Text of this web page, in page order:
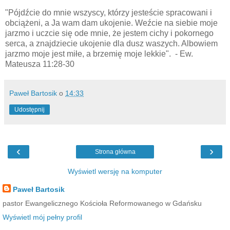
"Pójdźcie do mnie wszyscy, którzy jesteście spracowani i
obciążeni, a Ja wam dam ukojenie. Weźcie na siebie moje
jarzmo i uczcie się ode mnie, że jestem cichy i pokornego
serca, a znajdziecie ukojenie dla dusz waszych. Albowiem
jarzmo moje jest miłe, a brzemię moje lekkie". - Ew.
Mateusza 11:28-30
Paweł Bartosik o 14:33
Udostępnij
‹ ›
Strona główna
Wyświetl wersję na komputer
Paweł Bartosik
pastor Ewangelicznego Kościoła Reformowanego w Gdańsku
Wyświetl mój pełny profil